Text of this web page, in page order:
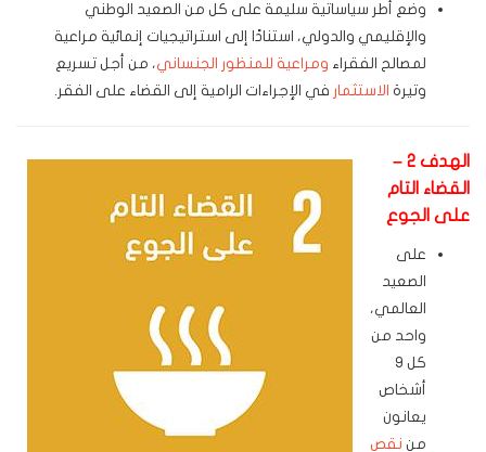
وضع أطر سياساتية سليمة على كل من الصعيد الوطني
والإقليمي والدولي، استنادًا إلى استراتيجيات إنمائية مراعية
لمصالح الفقراء ومراعية للمنظور الجنساني، من أجل تسريع
وتيرة الاستثمار في الإجراءات الرامية إلى القضاء على الفقر.
الهدف 2 –
القضاء التام
على الجوع
على
الصعيد
العالمي،
واحد من
كل 9
أشخاص
يعانون
من نقص